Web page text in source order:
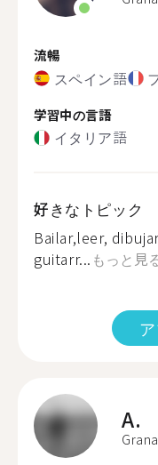
流暢
スペイン語
学習中の言語
イタリア語
好きなトピック
Bailar,leer,
guitarr... もっと見
A.